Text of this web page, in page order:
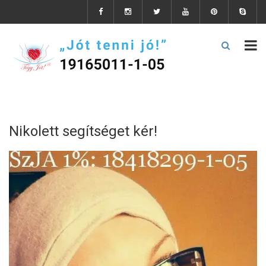
Nikolett segítséget kér!